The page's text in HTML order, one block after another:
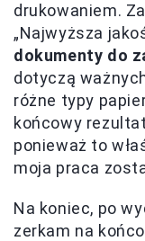
drukowaniem.
„Najwyższa
dokumenty do
dotyczą
różne typy
końcowy
ponieważ to
moja praca
Na koniec, po
zerkam na